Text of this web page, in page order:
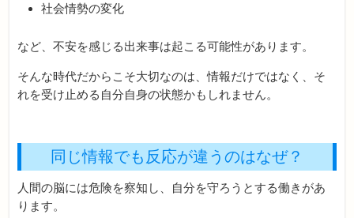
社会情勢の変化
など、不安を感じる出来事は起こる可能性があります。
そんな時代だからこそ大切なのは、情報だけではなく、そ
れを受け止める自分自身の状態かもしれません。
同じ情報でも反応が違うのはなぜ？
人間の脳には危険を察知し、自分を守ろうとする働きがあ
ります。